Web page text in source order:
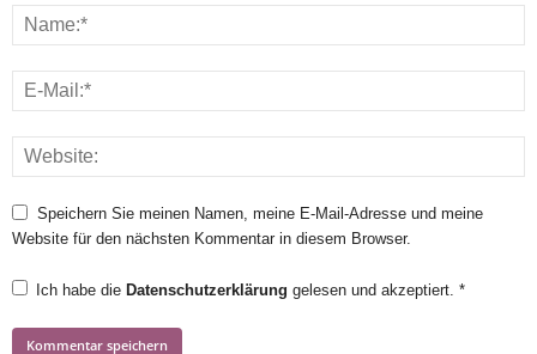
Speichern Sie meinen Namen, meine E-Mail-Adresse und meine
Website für den nächsten Kommentar in diesem Browser.
Ich habe die Datenschutzerklärung gelesen und akzeptiert. *